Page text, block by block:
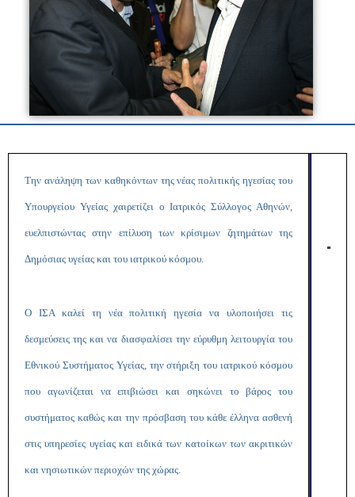
Tην ανάληψη των καθηκόντων της νέας πολιτικής ηγεσίας του
Υπουργείου Υγείας χαιρετίζει ο Ιατρικός Σύλλογος Αθηνών,
ευελπιστώντας στην επίλυση των κρίσιμων ζητημάτων της
Δημόσιας υγείας και του ιατρικού κόσμου.
Ο ΙΣΑ καλεί τη νέα πολιτική ηγεσία να υλοποιήσει τις
δεσμεύσεις της και να διασφαλίσει την εύρυθμη λειτουργία του
Εθνικού Συστήματος Υγείας, την στήριξη του ιατρικού κόσμου
που αγωνίζεται να επιβιώσει και σηκώνει το βάρος του
συστήματος καθώς και την πρόσβαση του κάθε έλληνα ασθενή
στις υπηρεσίες υγείας και ειδικά των κατοίκων των ακριτικών
και νησιωτικών περιοχών της χώρας.